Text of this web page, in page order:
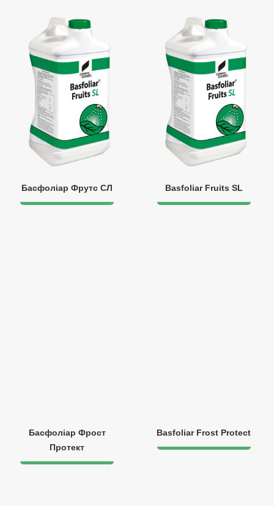
Басфоліар Фрутс СЛ Basfoliar Fruits SL
Басфоліар Фрост
Протект
Basfoliar Frost Protect